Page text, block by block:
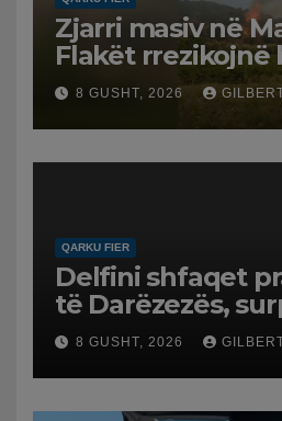
Zjarri masiv në
Flakët rrezikojnë
Policia evakuon
në Koilac
8 GUSHT, 2026
QARKU FIER
Delfini shfaqet
të Darëzezës,
pushuesit dhe
8 GUSHT, 2026